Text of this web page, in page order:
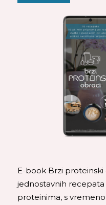
E-book Brzi proteinski
jednostavnih
proteinima, s